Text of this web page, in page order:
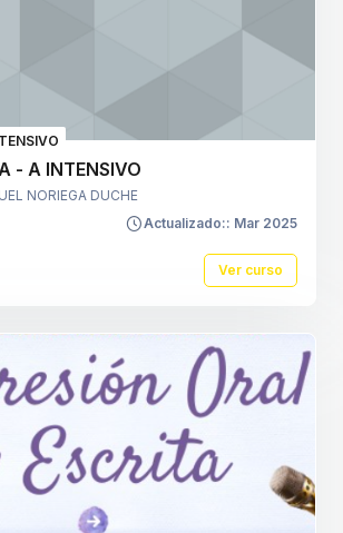
- A INTENSIVO
NORIEGA DUCHE
Actualizado:: Mar 2025
Ver curso